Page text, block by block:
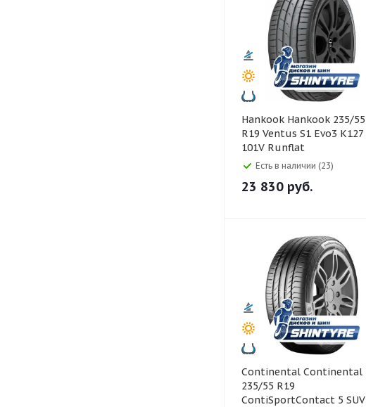
Hankook Hankook 235/55
R19 Ventus S1 Evo3 K127
101V Runflat
Есть в наличии (23)
23 830 руб.
Continental Continental
235/55 R19
ContiSportContact 5 SUV